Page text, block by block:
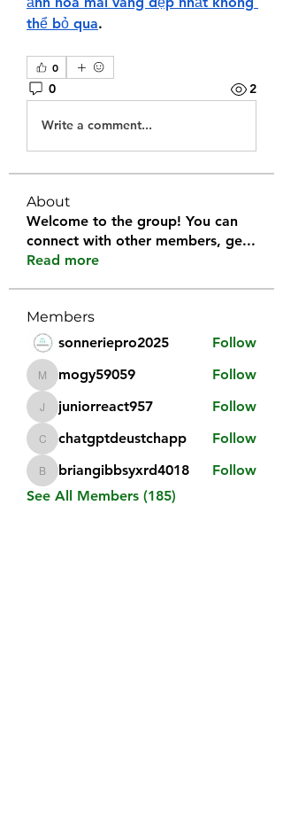
thể bỏ qua.
0
0 2
Write a comment...
About
Welcome to the group! You can
connect with other members, ge...
Read more
Members
sonneriepro2025
Follow
mogy59059
mogy59059 Follow
juniorreact957
juniorreact957 Follow
chatgptdeustchapp
chatgptdeustchapp Follow
briangibbsyxrd4018
briangibbsyxrd4018
Follow
See All Members (185)